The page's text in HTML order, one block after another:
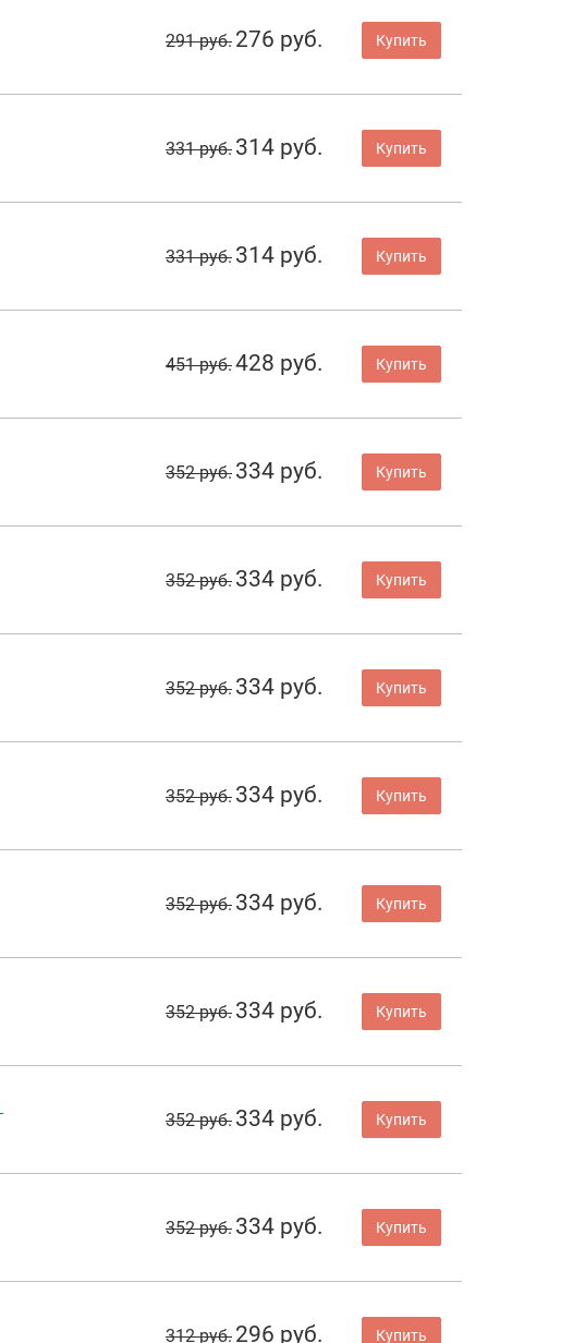
291 руб. 276 руб. Купить
331 руб. 314 руб. Купить
331 руб. 314 руб. Купить
451 руб.428 руб. Купить
352 руб. 334 руб. Купить
352 руб. 334 руб. Купить
352 руб. 334 руб. Купить
352 руб. 334 руб. Купить
352 руб. 334 руб. Купить
352 руб. 334 руб. Купить
352 руб. 334 руб. Купить
352 руб. 334 руб. Купить
312 руб. 296 руб. Купить